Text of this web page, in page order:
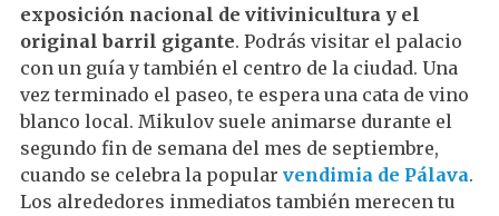
exposición nacional de vitivinicultura y el
original barril gigante. Podrás visitar el palacio
con un guía y también el centro de la ciudad. Una
vez terminado el paseo, te espera una cata de vino
blanco local. Mikulov suele animarse durante el
segundo fin de semana del mes de septiembre,
cuando se celebra la popular vendimia de Pálava.
Los alrededores inmediatos también merecen tu